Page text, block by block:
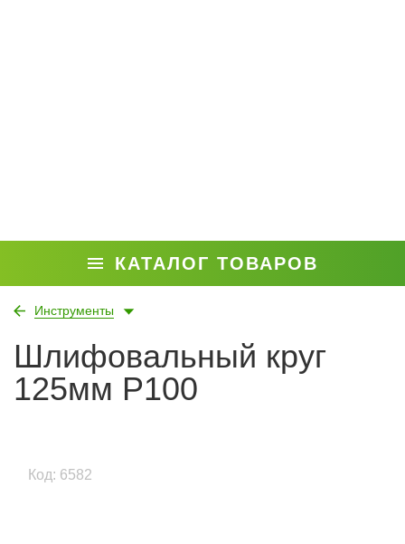
КАТАЛОГ ТОВАРОВ
Инструменты
Шлифовальный круг
125мм P100
Код: 6582